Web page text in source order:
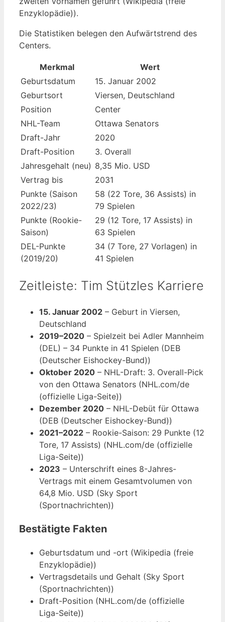
Enzyklopädie)).
Die Statistiken belegen den Aufwärtstrend des
Centers.
Merkmal
Wert
Geburtsdatum
15. Januar 2002
Geburtsort
Viersen, Deutschland
Position
Center
NHL-Team
Ottawa Senators
Draft-Jahr
2020
Draft-Position
3. Overall
Jahresgehalt (neu) 8,35 Mio. USD
Vertrag bis
2031
Punkte (Saison
2022/23)
58 (22 Tore, 36 Assists) in
79 Spielen
Punkte (Rookie-
Saison)
29 (12 Tore, 17 Assists) in
63 Spielen
DEL-Punkte
(2019/20)
34 (7 Tore, 27 Vorlagen) in
41 Spielen
Zeitleiste: Tim Stützles Karriere
15. Januar 2002 – Geburt in Viersen,
Deutschland
2019–2020 – Spielzeit bei Adler Mannheim
(DEL) – 34 Punkte in 41 Spielen (DEB
(Deutscher Eishockey-Bund))
Oktober 2020 – NHL-Draft: 3. Overall-Pick
von den Ottawa Senators (NHL.com/de
(offizielle Liga-Seite))
Dezember 2020 – NHL-Debüt für Ottawa
(DEB (Deutscher Eishockey-Bund))
2021–2022 – Rookie-Saison: 29 Punkte (12
Tore, 17 Assists) (NHL.com/de (offizielle
Liga-Seite))
2023 – Unterschrift eines 8-Jahres-
Vertrags mit einem Gesamtvolumen von
64,8 Mio. USD (Sky Sport
(Sportnachrichten))
Bestätigte Fakten
Geburtsdatum und -ort (Wikipedia (freie
Enzyklopädie))
Vertragsdetails und Gehalt (Sky Sport
(Sportnachrichten))
Draft-Position (NHL.com/de (offizielle
Liga-Seite))